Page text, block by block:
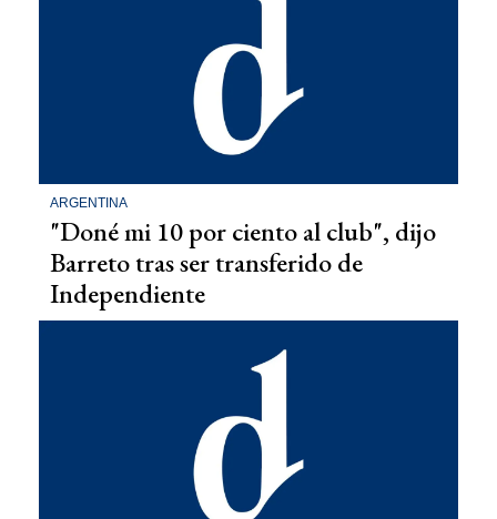
ARGENTINA
"Doné mi 10 por ciento al club", dijo
Barreto tras ser transferido de
Independiente